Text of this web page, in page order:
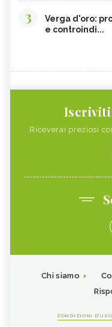
3
Verga d'oro:
e controindi...
Iscriviti
Riceverai preziosi
Chi siamo
CONDIZIONI D'USO